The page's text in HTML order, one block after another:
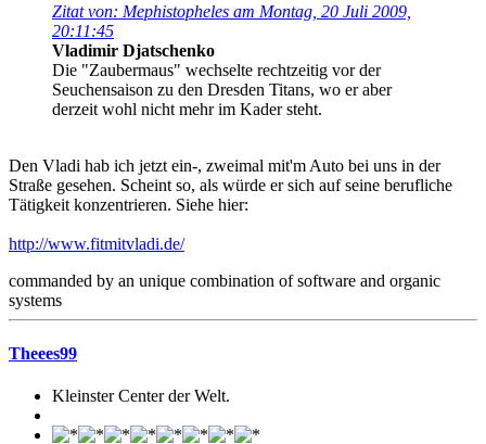
Zitat von: Mephistopheles am Montag, 20 Juli 2009,
20:11:45
Vladimir Djatschenko
Die "Zaubermaus" wechselte rechtzeitig vor der
Seuchensaison zu den Dresden Titans, wo er aber
derzeit wohl nicht mehr im Kader steht.
Den Vladi hab ich jetzt ein-, zweimal mit'm Auto bei uns in der
Straße gesehen. Scheint so, als würde er sich auf seine berufliche
Tätigkeit konzentrieren. Siehe hier:
http://www.fitmitvladi.de/
commanded by an unique combination of software and organic
systems
Theees99
Kleinster Center der Welt.